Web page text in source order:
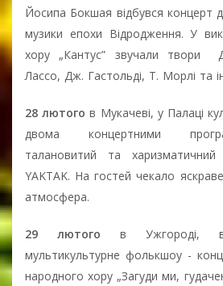
Йосипа Бокшая відбувся концерт
музики епохи Відродження. У
хору „Кантус” звучали твори
Лассо, Дж. Гастольді, Т. Морлі та
28 лютого в Мукачеві, у Палаці
двома концертними
талановитий та харизматичний
YAKTAK. На гостей чекало
атмосфера.
29 лютого в Ужгороді,
мультикультурне фолькшоу -
народного хору „Загуди ми,